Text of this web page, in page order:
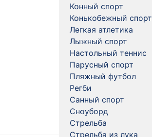
Конный спорт
Конькобежный спорт
Легкая атлетика
Лыжный спорт
Настольный теннис
Парусный спорт
Пляжный футбол
Регби
Санный спорт
Сноуборд
Стрельба
Стрельба из лука